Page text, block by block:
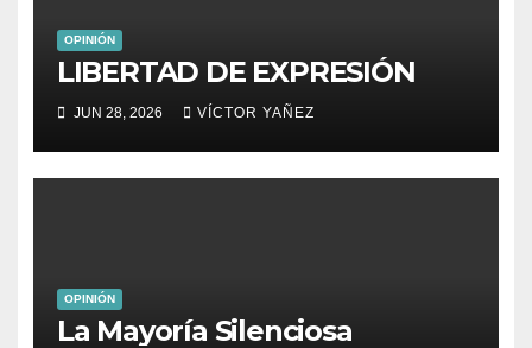
OPINIÓN
LIBERTAD DE EXPRESIÓN
JUN 28, 2026 VÍCTOR YAÑEZ
OPINIÓN
La Mayoría Silenciosa